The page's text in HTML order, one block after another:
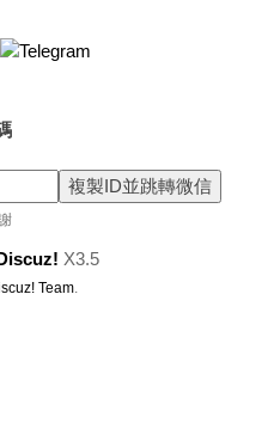
複製ID並跳轉微信
X3.5
Team.